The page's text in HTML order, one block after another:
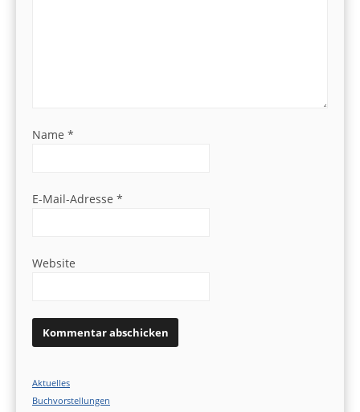
Name *
E-Mail-Adresse *
Website
Aktuelles
Buchvorstellungen